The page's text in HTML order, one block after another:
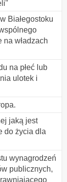
Białegostoku
władzach
na płeć lub
ulotek i
jaką jest
do życia dla
wynagrodzeń
publicznych,